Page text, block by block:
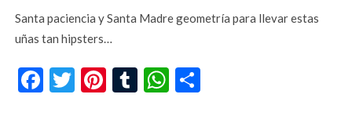
Santa paciencia y Santa Madre geometría para llevar estas
uñas tan hipsters…
Facebook
Twitter
Pinterest
TumblrWhatsApp